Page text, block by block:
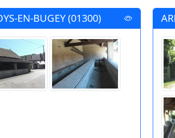
EN-BUGEY (01300)